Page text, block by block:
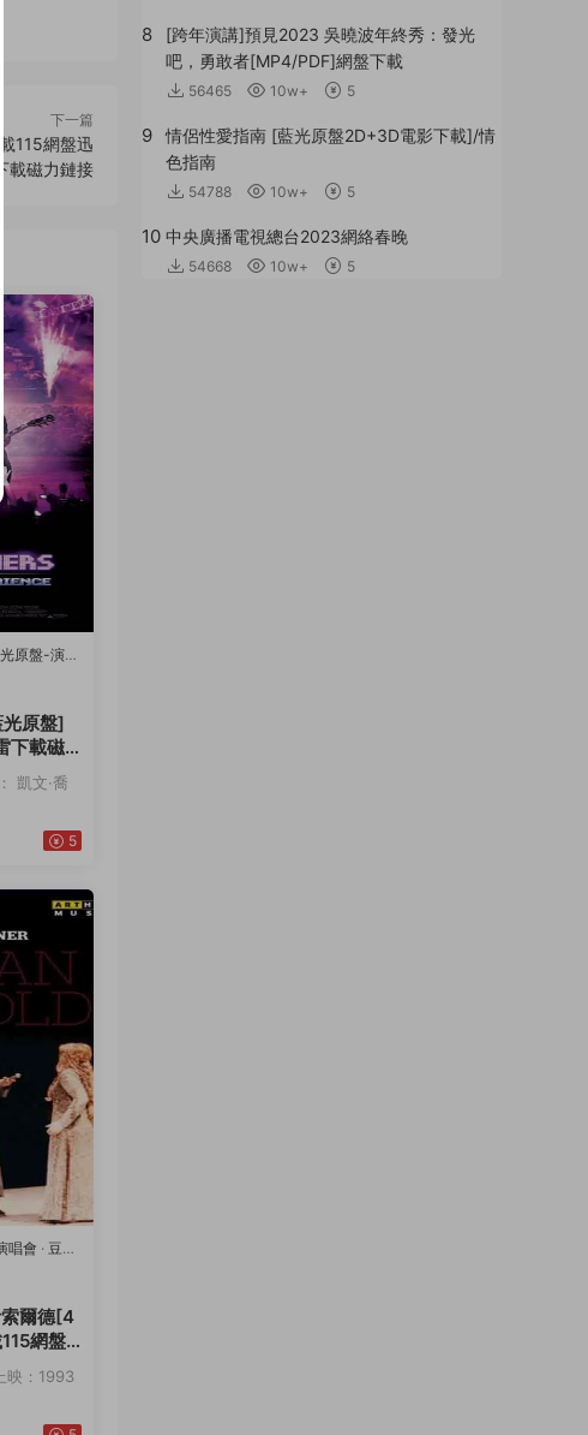
下一篇
115網盤迅
載磁力鏈接
原盤-演唱
原盤]
下載磁
凱文·喬
5
唱會 ·豆瓣
爾德[4
網盤
映：1993
8
[跨年演講]預見2023 吳曉波年終秀：發光
吧，勇敢者[MP4/PDF]網盤下載
56465 10w+ 5
9
情侶性愛指南 [藍光原盤2D+3D電影下載]/情
色指南
54788 10w+ 5
10 中央廣播電視總台2023網絡春晚
54668 10w+ 5